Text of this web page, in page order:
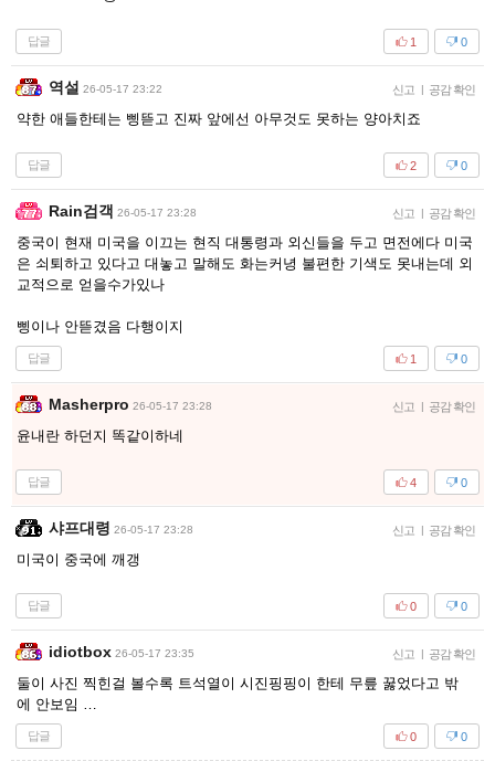
답글 0
1
역설 26-05-17 23:22 신고 | 공감 확인
약한 애들한테는 삥뜯고 진짜 앞에선 아무것도 못하는 양아치죠
답글 0
2
Rain검객 26-05-17 23:28 신고 | 공감 확인
중국이 현재 미국을 이끄는 현직 대통령과 외신들을 두고 면전에다 미국
은 쇠퇴하고 있다고 대놓고 말해도 화는커녕 불편한 기색도 못내는데 외
교적으로 얻을수가있나
삥이나 안뜯겼음 다행이지
답글 0
1
Masherpro 26-05-17 23:28 신고 | 공감 확인
윤내란 하던지 똑같이하네
답글 0
4
샤프대령 26-05-17 23:28 신고 | 공감 확인
미국이 중국에 깨갱
답글 0
0
idiotbox 26-05-17 23:35 신고 | 공감 확인
둘이 사진 찍힌걸 볼수록 트석열이 시진핑핑이 한테 무릎 꿇었다고 밖
에 안보임 …
답글 0
0